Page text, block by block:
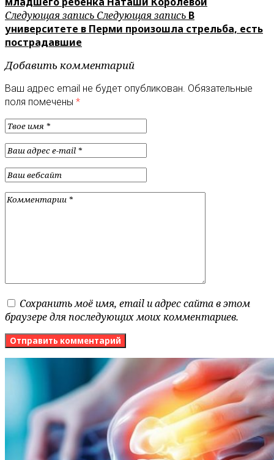
Следующая запись Следующая запись В
университете в Перми произошла стрельба, есть
пострадавшие
Добавить комментарий
Ваш адрес email не будет опубликован. Обязательные
поля помечены *
Сохранить моё имя, email и адрес сайта в этом
браузере для последующих моих комментариев.